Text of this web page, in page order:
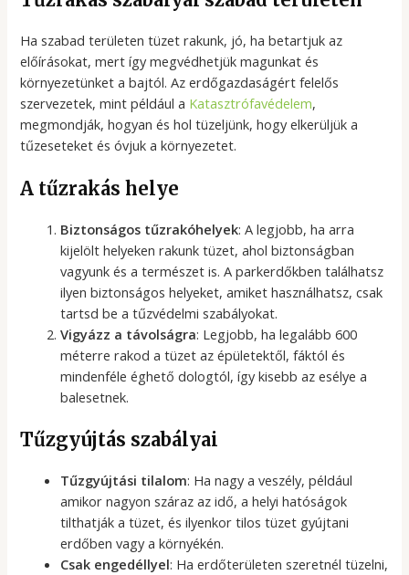
Ha szabad területen tüzet rakunk, jó, ha betartjuk az
előírásokat, mert így megvédhetjük magunkat és
környezetünket a bajtól. Az erdőgazdaságért felelős
szervezetek, mint például a Katasztrófavédelem,
megmondják, hogyan és hol tüzeljünk, hogy elkerüljük a
tűzeseteket és óvjuk a környezetet.
A tűzrakás helye
Biztonságos tűzrakóhelyek: A legjobb, ha arra
kijelölt helyeken rakunk tüzet, ahol biztonságban
vagyunk és a természet is. A parkerdőkben találhatsz
ilyen biztonságos helyeket, amiket használhatsz, csak
tartsd be a tűzvédelmi szabályokat.
Vigyázz a távolságra: Legjobb, ha legalább 600
méterre rakod a tüzet az épületektől, fáktól és
mindenféle éghető dologtól, így kisebb az esélye a
balesetnek.
Tűzgyújtás szabályai
Tűzgyújtási tilalom: Ha nagy a veszély, például
amikor nagyon száraz az idő, a helyi hatóságok
tilthatják a tüzet, és ilyenkor tilos tüzet gyújtani
erdőben vagy a környékén.
Csak engedéllyel: Ha erdőterületen szeretnél tüzelni,